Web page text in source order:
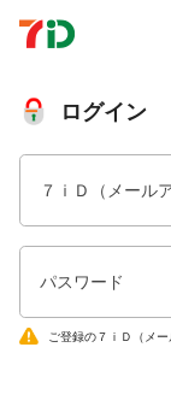
ログイン
７ｉＤ（メール
パスワード
ご登録の７ｉＤ（メ